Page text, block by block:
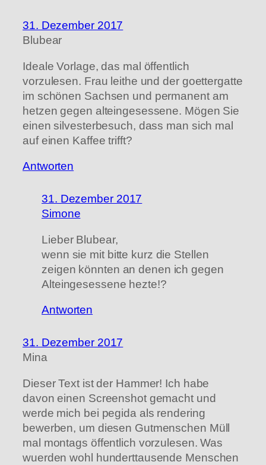
31. Dezember 2017
Blubear
Ideale Vorlage, das mal öffentlich
vorzulesen. Frau leithe und der goettergatte
im schönen Sachsen und permanent am
hetzen gegen alteingesessene. Mögen Sie
einen silvesterbesuch, dass man sich mal
auf einen Kaffee trifft?
Antworten
31. Dezember 2017
Simone
Lieber Blubear,
wenn sie mit bitte kurz die Stellen
zeigen könnten an denen ich gegen
Alteingesessene hezte!?
Antworten
31. Dezember 2017
Mina
Dieser Text ist der Hammer! Ich habe
davon einen Screenshot gemacht und
werde mich bei pegida als rendering
bewerben, um diesen Gutmenschen Müll
mal montags öffentlich vorzulesen. Was
wuerden wohl hunderttausende Menschen